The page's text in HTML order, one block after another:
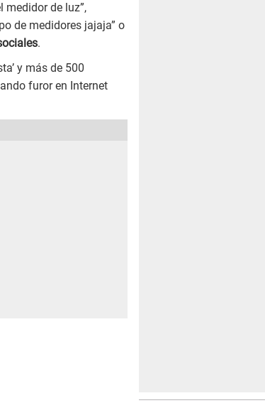
medidor de luz”,
de medidores jajaja” o
.
y más de 500
furor en Internet